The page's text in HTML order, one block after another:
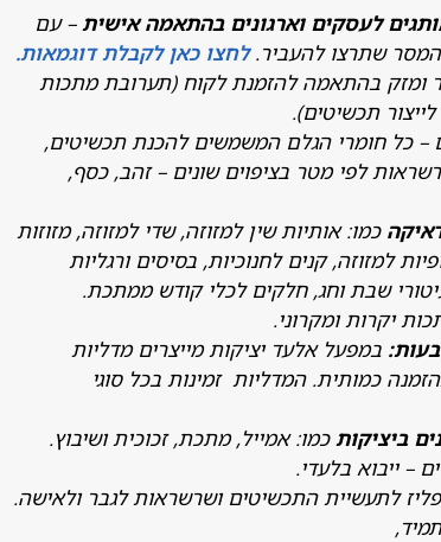
לעסקים וארגונים בהתאמה אישית– עם
שתרצו להעביר.לחצו כאן לקבלת דוגמאות.
ומזק בהתאמה להזמנת לקוח (תערובת מתכות
תכשיטים).
– כל חומרי הגלם המשמשים להכנת תכשיטים,
לפי מטר בציפוים שונים – זהב, כסף,
כמו: אותיות שין למזוזה, שדי למזוזה, מזוזות
למזוזה, קנים לחנוכיות, בסיסים ורגליות
שבת וחג, חלקים לכלי קודש ממתכת.
יקרות ומקרוני.
במפעל אלעד יציקות מייצרים מדליות
כמותית. המדליות זמינות בכל סוגי
ביציקותכמו: אמייל, מתכת, זכוכית ושיבוץ.
– ייבוא בלעדי.
לתעשיית התכשיטים ושרשראות לגבר ולאישה.